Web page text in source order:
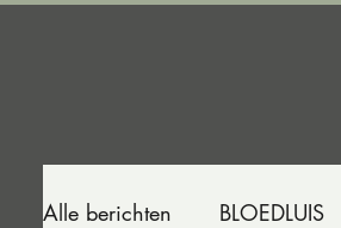
Alle berichten BLOEDLUIS